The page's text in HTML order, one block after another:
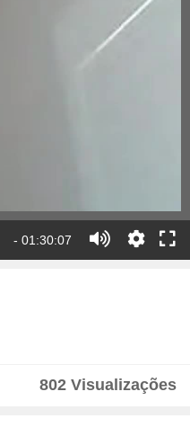
- 01:30:07
802 Visualizações